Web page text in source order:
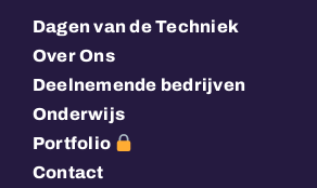
Dagen van de Techniek
Over Ons
Deelnemende bedrijven
Onderwijs
Portfolio
Contact